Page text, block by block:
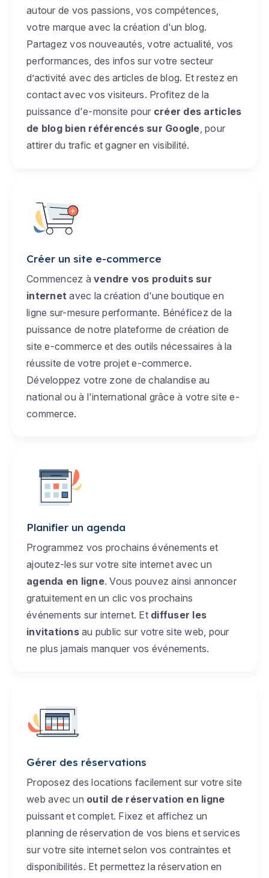
autour de vos passions, vos compétences,
votre marque avec la création d'un blog.
Partagez vos nouveautés, votre actualité, vos
performances, des infos sur votre secteur
d’activité avec des articles de blog. Et restez en
contact avec vos visiteurs. Profitez de la
puissance d'e-monsite pour créer des articles
de blog bien référencés sur Google , pour
attirer du trafic et gagner en visibilité.
Créer un site e-commerce
Commencez à vendre vos produits sur
internet avec la création d'une boutique en
ligne sur-mesure performante. Bénéficez de la
puissance de notre plateforme de création de
site e-commerce et des outils nécessaires à la
réussite de votre projet e-commerce.
Développez votre zone de chalandise au
national ou à l'international grâce à votre site e-
commerce.
Planifier un agenda
Programmez vos prochains événements et
ajoutez-les sur votre site internet avec un
agenda en ligne. Vous pouvez ainsi annoncer
gratuitement en un clic vos prochains
événements sur internet. Et diffuser les
invitationsau public sur votre site web, pour
ne plus jamais manquer vos événements.
Gérer des réservations
Proposez des locations facilement sur votre site
web avec un outil de réservation en ligne
puissant et complet. Fixez et affichez un
planning de réservation de vos biens et services
sur votre site internet selon vos contraintes et
disponibilités. Et permettez la réservation en